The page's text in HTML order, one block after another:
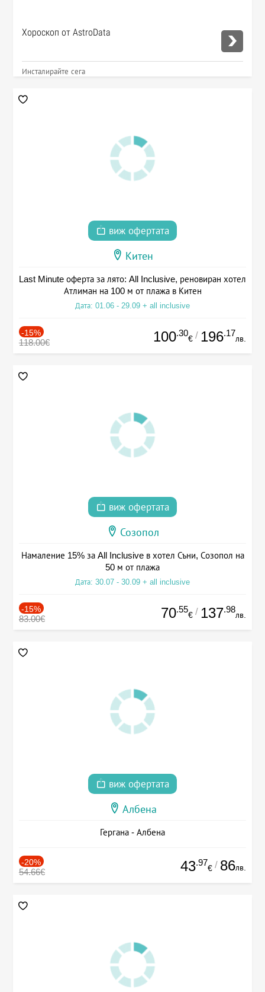
Хороскоп от AstroData
Инсталирайте сега
виж офертата
Китен
Last Minute оферта за лято: All Inclusive, реновиран хотел
Атлиман на 100 м от плажа в Китен
Дата: 01.06 - 29.09 + all inclusive
-15%
118.00€ 100.30
€ / 196.17
лв.
виж офертата
Созопол
Намаление 15% за All Inclusive в хотел Съни, Созопол на
50 м от плажа
Дата: 30.07 - 30.09 + all inclusive
-15%
83.00€ 70.55
€ / 137.98
лв.
виж офертата
Албена
Гергана - Албена
-20%
54.66€ 43.97
€ / 86лв.